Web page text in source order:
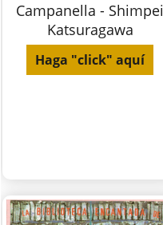
Campanella - Shimpei
Katsuragawa
Haga "click" aquí